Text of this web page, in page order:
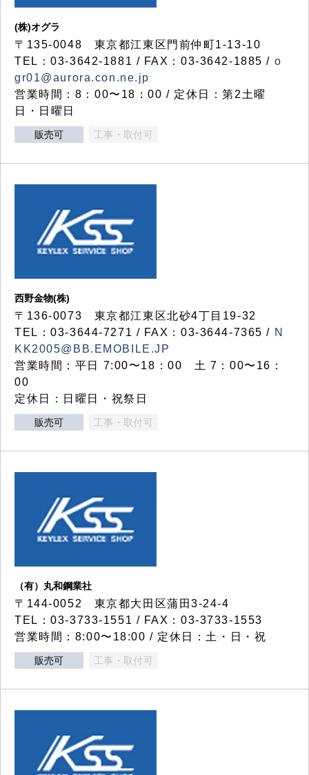
(株)オグラ
〒135-0048 東京都江東区門前仲町1-13-10
TEL：03-3642-1881 / FAX：03-3642-1885 / o
gr01@aurora.con.ne.jp
営業時間：8：00〜18：00 / 定休日：第2土曜
日・日曜日
販売可 工事・取付可
西野金物(株)
〒136-0073 東京都江東区北砂4丁目19-32
TEL：03‐3644‐7271 / FAX：03-3644-7365 / N
KK2005@BB.EMOBILE.JP
営業時間：平日 7:00〜18：00 土 7：00〜16：
00
定休日：日曜日・祝祭日
販売可 工事・取付可
（有）丸和鋼業社
〒144-0052 東京都大田区蒲田3-24-4
TEL：03-3733-1551 / FAX：03-3733-1553
営業時間：8:00〜18:00 / 定休日：土・日・祝
販売可 工事・取付可